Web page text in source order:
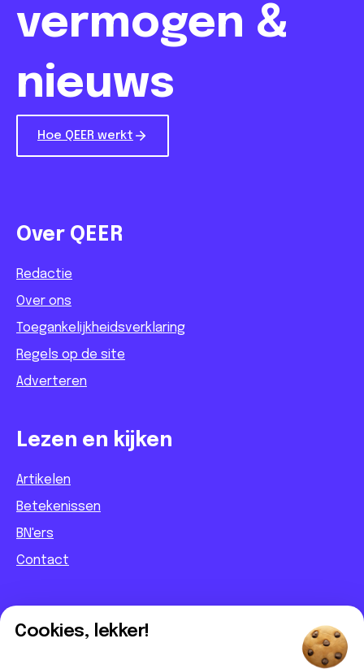
vermogen &
nieuws
Hoe QEER werkt
Over QEER
Redactie
Over ons
Toegankelijkheidsverklaring
Regels op de site
Adverteren
Lezen en kijken
Artikelen
Betekenissen
BN'ers
Contact
Informatief
Cookies, lekker!